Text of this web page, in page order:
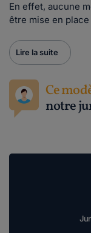
En effet, aucune
être mise en
Lire la suite
Ce
notre